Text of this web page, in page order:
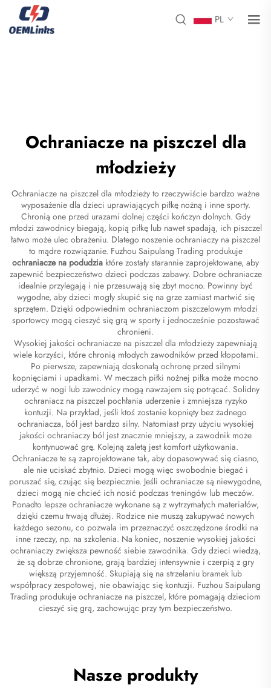
PL
Ochraniacze na piszczel dla
młodzieży
Ochraniacze na piszczel dla młodzieży to rzeczywiście bardzo ważne
wyposażenie dla dzieci uprawiających piłkę nożną i inne sporty.
Chronią one przed urazami dolnej części kończyn dolnych. Gdy
młodzi zawodnicy biegają, kopią piłkę lub nawet spadają, ich piszczel
łatwo może ulec obrażeniu. Dlatego noszenie ochraniaczy na piszczel
to mądre rozwiązanie. Fuzhou Saipulang Trading produkuje
ochraniacze na podudzia które zostały starannie zaprojektowane, aby
zapewnić bezpieczeństwo dzieci podczas zabawy. Dobre ochraniacze
idealnie przylegają i nie przesuwają się zbyt mocno. Powinny być
wygodne, aby dzieci mogły skupić się na grze zamiast martwić się
sprzętem. Dzięki odpowiednim ochraniaczom piszczelowym młodzi
sportowcy mogą cieszyć się grą w sporty i jednocześnie pozostawać
chronieni.
Wysokiej jakości ochraniacze na piszczel dla młodzieży zapewniają
wiele korzyści, które chronią młodych zawodników przed kłopotami.
Po pierwsze, zapewniają doskonałą ochronę przed silnymi
kopnięciami i upadkami. W meczach piłki nożnej piłka może mocno
uderzyć w nogi lub zawodnicy mogą nawzajem się potrącać. Solidny
ochraniacz na piszczel pochłania uderzenie i zmniejsza ryzyko
kontuzji. Na przykład, jeśli ktoś zostanie kopnięty bez żadnego
ochraniacza, ból jest bardzo silny. Natomiast przy użyciu wysokiej
jakości ochraniaczy ból jest znacznie mniejszy, a zawodnik może
kontynuować grę. Kolejną zaletą jest komfort użytkowania.
Ochraniacze te są zaprojektowane tak, aby dopasowywać się ciasno,
ale nie uciskać zbytnio. Dzieci mogą więc swobodnie biegać i
poruszać się, czując się bezpiecznie. Jeśli ochraniacze są niewygodne,
dzieci mogą nie chcieć ich nosić podczas treningów lub meczów.
Ponadto lepsze ochraniacze wykonane są z wytrzymałych materiałów,
dzięki czemu trwają dłużej. Rodzice nie muszą zakupywać nowych
każdego sezonu, co pozwala im przeznaczyć oszczędzone środki na
inne rzeczy, np. na szkolenia. Na koniec, noszenie wysokiej jakości
ochraniaczy zwiększa pewność siebie zawodnika. Gdy dzieci wiedzą,
że są dobrze chronione, grają bardziej intensywnie i czerpią z gry
większą przyjemność. Skupiają się na strzelaniu bramek lub
współpracy zespołowej, nie obawiając się kontuzji. Fuzhou Saipulang
Trading produkuje ochraniacze na piszczel, które pomagają dzieciom
cieszyć się grą, zachowując przy tym bezpieczeństwo.
Nasze produkty